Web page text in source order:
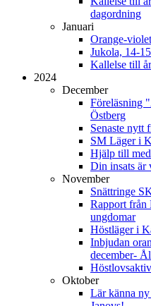
dagordning
Januari
Orange-
Jukola, 14-
Kallelse till
2024
December
Föreläsning
Östberg
Senaste nytt
SM Läger i
Hjälp till
Din insats är
November
Snättringe
Rapport
ungdomar
Höstläger i
Inbjudan
december-
Oktober
Lär känna